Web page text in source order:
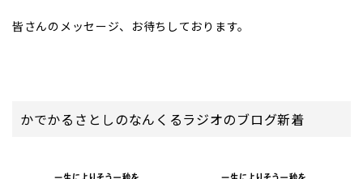
皆さんのメッセージ、お待ちしております。
かでかるさとしのなんくるラジオのブログ新着